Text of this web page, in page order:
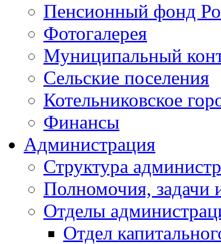
Пенсионный фонд
Фотогалерея
Муниципальный
Сельские поселения
Котельниковское
Финансы
Администрация
Структура
Полномочия, задачи
Отделы
Отдел